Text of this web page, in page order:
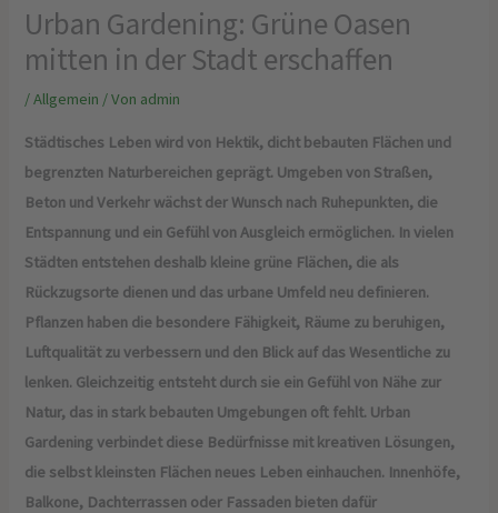
Urban Gardening: Grüne Oasen
mitten in der Stadt erschaffen
/Allgemein / Von admin
Städtisches Leben wird von Hektik, dicht bebauten Flächen und
begrenzten Naturbereichen geprägt. Umgeben von Straßen,
Beton und Verkehr wächst der Wunsch nach Ruhepunkten, die
Entspannung und ein Gefühl von Ausgleich ermöglichen. In vielen
Städten entstehen deshalb kleine grüne Flächen, die als
Rückzugsorte dienen und das urbane Umfeld neu definieren.
Pflanzen haben die besondere Fähigkeit, Räume zu beruhigen,
Luftqualität zu verbessern und den Blick auf das Wesentliche zu
lenken. Gleichzeitig entsteht durch sie ein Gefühl von Nähe zur
Natur, das in stark bebauten Umgebungen oft fehlt. Urban
Gardening verbindet diese Bedürfnisse mit kreativen Lösungen,
die selbst kleinsten Flächen neues Leben einhauchen. Innenhöfe,
Balkone, Dachterrassen oder Fassaden bieten dafür